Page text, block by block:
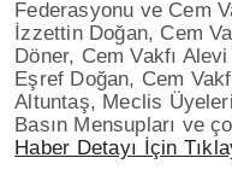
Federasyonu ve Cem
İzzettin Doğan, Cem
Döner, Cem Vakfı
Eşref Doğan, Cem
Altuntaş, Meclis
Basın Mensupları ve
Haber Detayı İçin